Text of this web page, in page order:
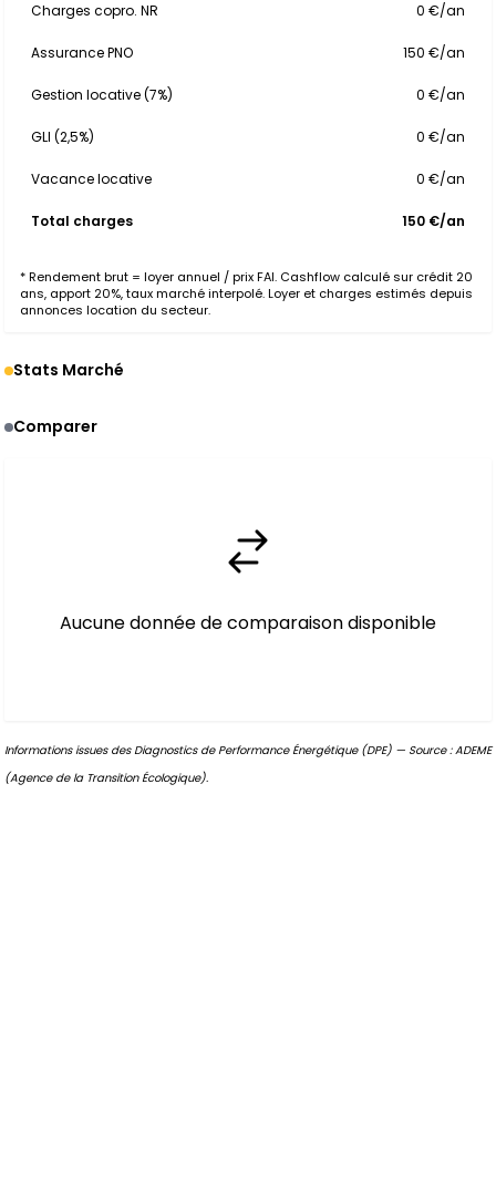
Charges copro. NR 0 €/an
Assurance PNO 150 €/an
Gestion locative (7%) 0 €/an
GLI (2,5%) 0 €/an
Vacance locative 0 €/an
Total charges 150 €/an
* Rendement brut = loyer annuel / prix FAI. Cashflow calculé sur crédit 20
ans, apport 20%, taux marché interpolé. Loyer et charges estimés depuis
annonces location du secteur.
Stats Marché
Comparer
Aucune donnée de comparaison disponible
Informations issues des Diagnostics de Performance Énergétique (DPE) — Source : ADEME
(Agence de la Transition Écologique).